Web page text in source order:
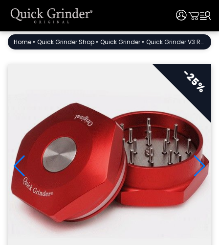
Skip
User User
Home» Quick Grinder Shop» Quick Grinder» Quick Grinder V3 Rot